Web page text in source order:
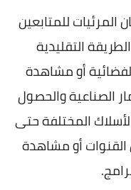
للمتابعين
التقليدية
أو مشاهدة
الصناعية والحصول
المختلفة حتى
أو مشاهدة